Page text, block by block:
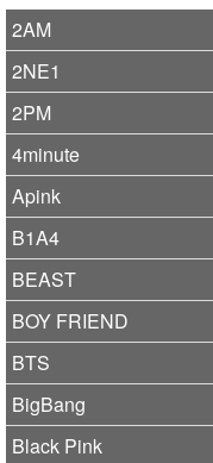
2AM
2NE1
2PM
4minute
Apink
B1A4
BEAST
BOY FRIEND
BTS
BigBang
Black Pink